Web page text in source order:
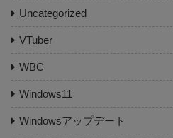
Uncategorized
VTuber
WBC
Windows11
Windowsアップデート